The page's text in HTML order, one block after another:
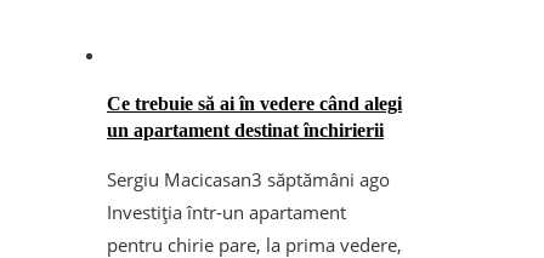
Ce trebuie să ai în vedere când alegi
un apartament destinat închirierii
Sergiu Macicasan3 săptămâni ago
Investiția într-un apartament
pentru chirie pare, la prima vedere,